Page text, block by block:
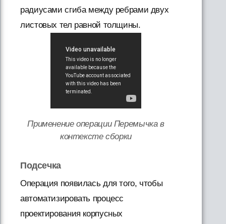
радиусами сгиба между ребрами двух
листовых тел равной толщины.
Применение операции Перемычка в
контексте сборки
Подсечка
Операция появилась для того, чтобы
автоматизировать процесс
проектирования корпусных